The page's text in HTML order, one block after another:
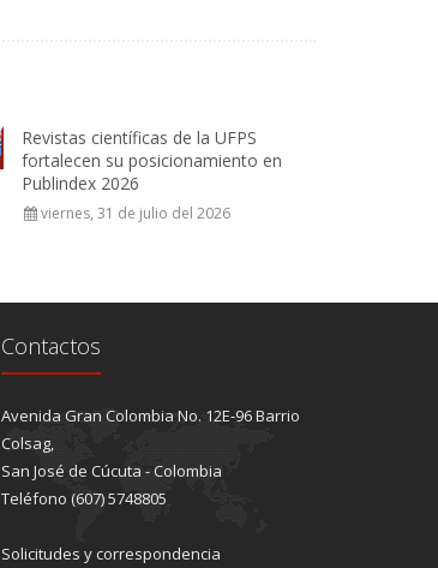
Revistas científicas de la UFPS
fortalecen su posicionamiento en
Publindex 2026
viernes, 31 de julio del 2026
Contactos
Avenida Gran Colombia No. 12E-96 Barrio
Colsag,
San José de Cúcuta - Colombia
Teléfono (607) 5748805
Solicitudes y correspondencia